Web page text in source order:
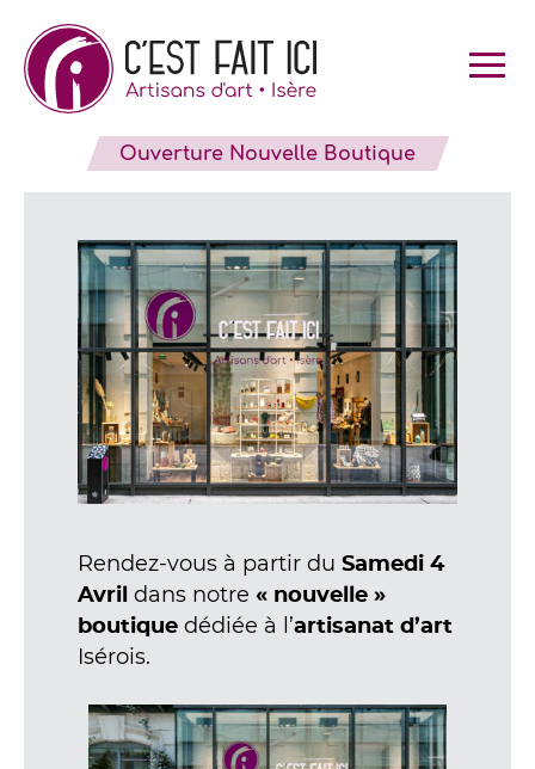
content
Ouverture Nouvelle Boutique
Rendez-vous à partir du Samedi 4
Avril dans notre « nouvelle »
boutique dédiée à l’artisanat d’art
Isérois.